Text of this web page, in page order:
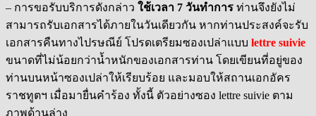
– การขอรับบริการดังกล่าว ใช้เวลา 7 วันทำการ ท่านจึงยังไม่
สามารถรับเอกสารได้ภายในวันเดียวกัน หากท่านประสงค์จะรับ
เอกสารคืนทางไปรษณีย์ โปรดเตรียมซองเปล่าแบบ lettre suivie
ขนาดที่ไม่น้อยกว่าน้ำหนักของเอกสารท่าน โดยเขียนที่อยู่ของ
ท่านบนหน้าซองเปล่าให้เรียบร้อย และมอบให้สถานเอกอัคร
ราชทูตฯ เมื่อมายื่นคำร้อง ทั้งนี้ ตัวอย่างซอง lettre suivie ตาม
ภาพด้านล่าง